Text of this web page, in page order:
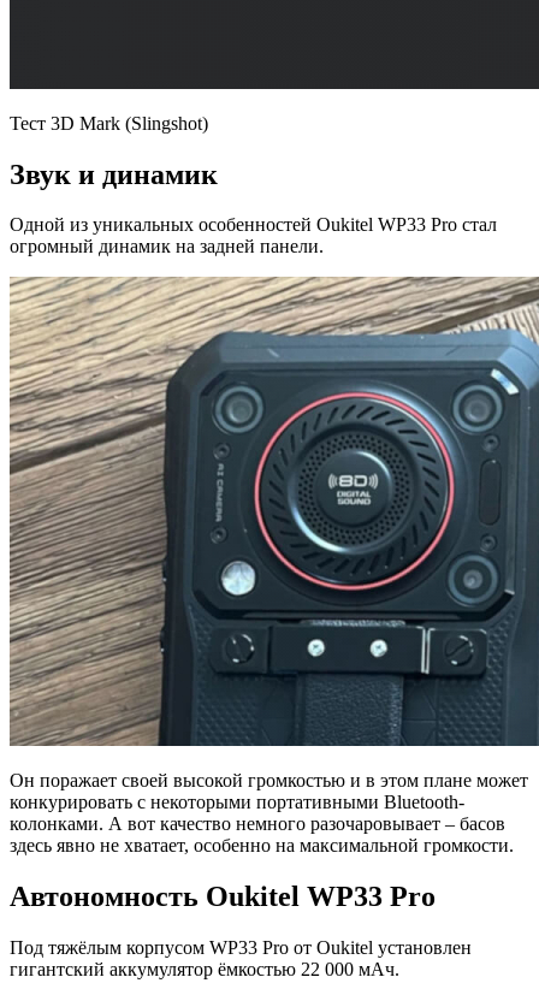
Тест 3D Mark (Slingshot)
Звук и динамик
Одной из уникальных особенностей Oukitel WP33 Pro стал
огромный динамик на задней панели.
Он поражает своей высокой громкостью и в этом плане может
конкурировать с некоторыми портативными Bluetooth-
колонками. А вот качество немного разочаровывает – басов
здесь явно не хватает, особенно на максимальной громкости.
Автономность Oukitel WP33 Pro
Под тяжёлым корпусом WP33 Pro от Oukitel установлен
гигантский аккумулятор ёмкостью 22 000 мАч.